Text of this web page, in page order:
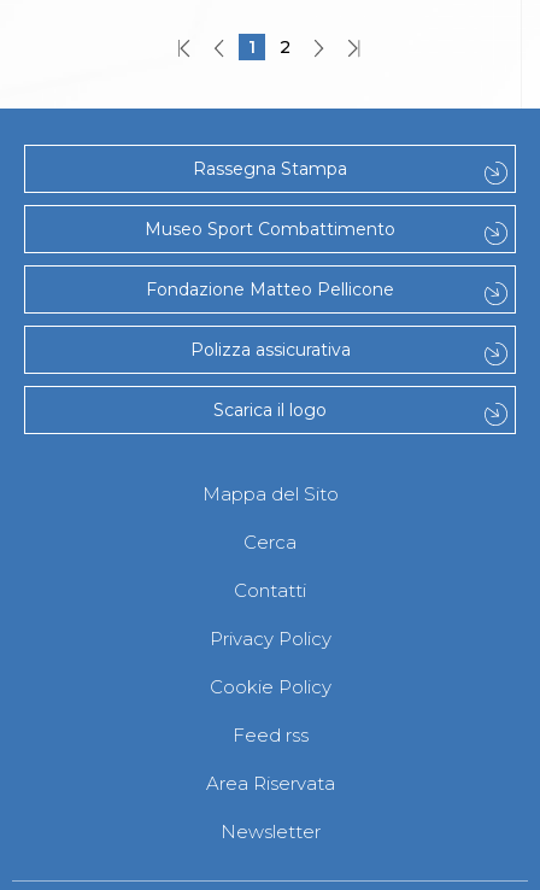
1 2
Rassegna Stampa
Museo Sport Combattimento
Fondazione Matteo Pellicone
Polizza assicurativa
Scarica il logo
Mappa del Sito
Cerca
Contatti
Privacy Policy
Cookie Policy
Feed rss
Area Riservata
Newsletter